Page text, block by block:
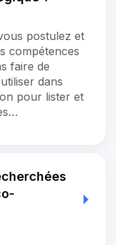
postulez et
compétences
faire de
dans
pour lister et